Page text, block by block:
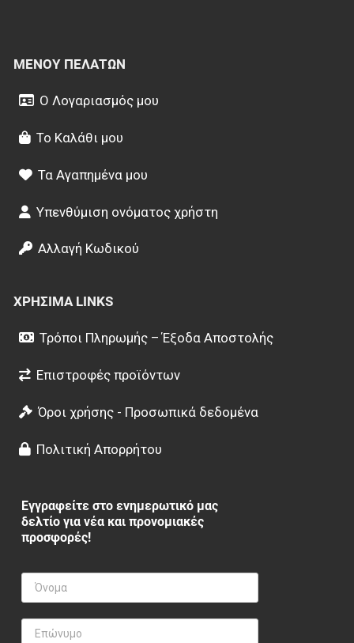
ΜΕΝΟΎ ΠΕΛΑΤΏΝ
Ο Λογαριασμός μου
Το Καλάθι μου
Τα Αγαπημένα μου
Υπενθύμιση ονόματος χρήστη
Αλλαγή Κωδικού
ΧΡΉΣΙΜΑ LINKS
Τρόποι Πληρωμής – Έξοδα Αποστολής
Επιστροφές προϊόντων
Όροι χρήσης - Προσωπικά δεδομένα
Πολιτική Απορρήτου
Εγγραφείτε στο ενημερωτικό μας
δελτίο για νέα και προνομιακές
προσφορές!